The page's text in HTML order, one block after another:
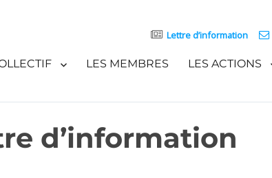
Lettre d’information
LES MEMBRES LES ACTIONS
d’information